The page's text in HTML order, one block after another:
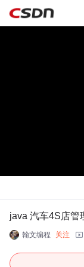
java 汽车4S店管
翰文编程 关注